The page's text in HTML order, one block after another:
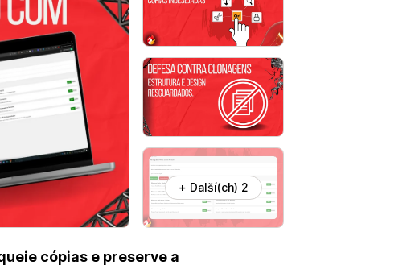
+ Další(ch) 2
cópias e preserve a